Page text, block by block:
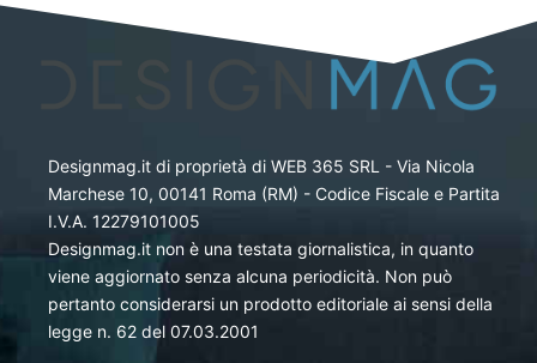
Designmag.it di proprietà di WEB 365 SRL - Via Nicola
Marchese 10, 00141 Roma (RM) - Codice Fiscale e Partita
I.V.A. 12279101005
Designmag.it non è una testata giornalistica, in quanto
viene aggiornato senza alcuna periodicità. Non può
pertanto considerarsi un prodotto editoriale ai sensi della
legge n. 62 del 07.03.2001